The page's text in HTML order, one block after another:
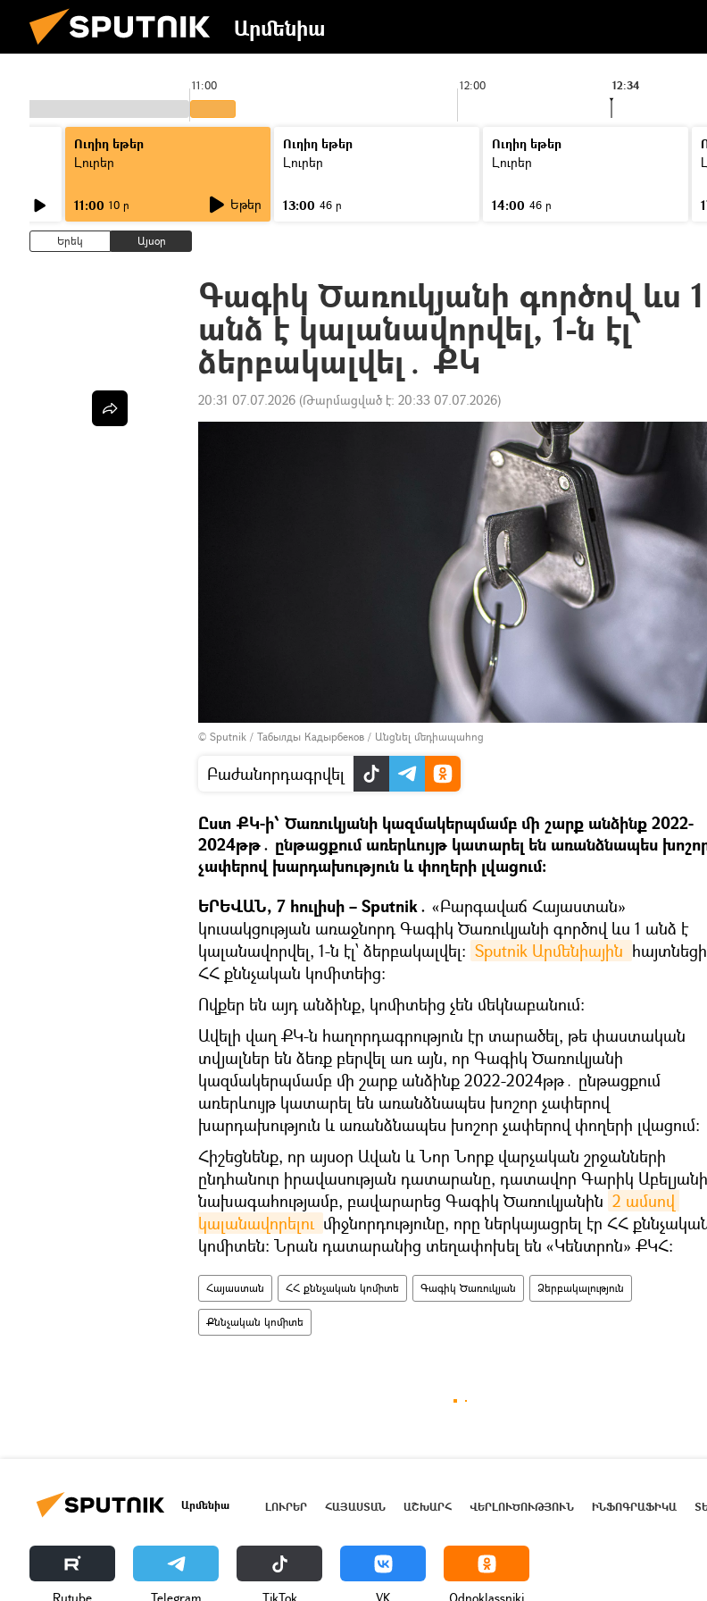
Արմենիա
11:00 12:00 12:34
Ուղիղ եթեր
Լուրեր
11:00 10 ր Եթեր
Ուղիղ եթեր
Լուրեր
13:00 46 ր
Ուղիղ եթեր
Լուրեր
14:00 46 ր
Երեկ Այսօր
Գագիկ Ծառուկյանի գործով ևս 1
անձ է կալանավորվել, 1-ն էլ՝
ձերբակալվել․ ՔԿ
20:31 07.07.2026 (Թարմացված է: 20:33 07.07.2026)
© Sputnik / Табылды Кадырбеков / Անցնել մեդիապահոց
Բաժանորդագրվել
Ըստ ՔԿ-ի՝ Ծառուկյանի կազմակերպմամբ մի շարք անձինք 2022-
2024թթ․ ընթացքում առերևույթ կատարել են առանձնապես
չափերով խարդախություն և փողերի լվացում:
ԵՐԵՎԱՆ, 7 հուլիսի – Sputnik․ «Բարգավաճ Հայաստան»
կուսակցության առաջնորդ Գագիկ Ծառուկյանի գործով ևս 1 անձ է
կալանավորվել, 1-ն էլ՝ ձերբակալվել։ Sputnik Արմենիային
ՀՀ քննչական կոմիտեից։
Ովքեր են այդ անձինք, կոմիտեից չեն մեկնաբանում։
Ավելի վաղ ՔԿ-ն հաղորդագրություն էր տարածել, թե փաստական
տվյալներ են ձեռք բերվել առ այն, որ Գագիկ Ծառուկյանի
կազմակերպմամբ մի շարք անձինք 2022-2024թթ․ ընթացքում
առերևույթ կատարել են առանձնապես խոշոր չափերով
խարդախություն և առանձնապես խոշոր չափերով փողերի լվացում:
Հիշեցնենք, որ այսօր Ավան և Նոր Նորք վարչական շրջանների
ընդհանուր իրավասության դատարանը, դատավոր Գարիկ Աբելյանի
նախագահությամբ, բավարարեց Գագիկ Ծառուկյանին 2 ամսով
կալանավորելու միջնորդությունը, որը ներկայացրել էր ՀՀ
կոմիտեն։ Նրան դատարանից տեղափոխել են «Կենտրոն» ՔԿՀ։
Հայաստան ՀՀ քննչական կոմիտե Գագիկ Ծառուկյան Ձերբակալություն
Քննչական կոմիտե
Արմենիա ԼՈՒՐԵՐ ՀԱՅԱՍՏԱՆ ԱՇԽԱՐՀ ՎԵՐԼՈՒԾՈՒԹՅՈՒՆ ԻՆՖՈԳՐԱՖԻԿԱ